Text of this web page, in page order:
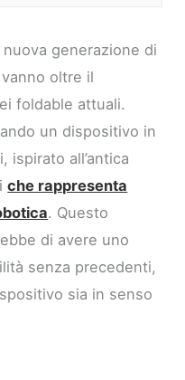
generazione di
oltre il
foldable attuali.
un dispositivo in
ispirato all’antica
che rappresenta
. Questo
di avere uno
senza precedenti,
sia in senso